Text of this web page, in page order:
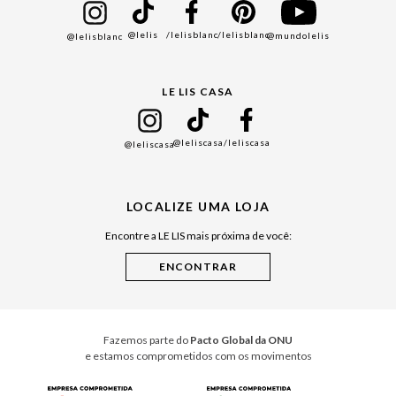
Black Friday
Cuidados Casa
@lelisblanc @lelis /lelisblanc/lelisblanc@mundolelis
LE LIS CASA
@leliscasa@leliscasa/leliscasa
LOCALIZE UMA LOJA
Encontre a LE LIS mais próxima de você:
Fazemos parte do Pacto Global da ONU
e estamos comprometidos com os movimentos